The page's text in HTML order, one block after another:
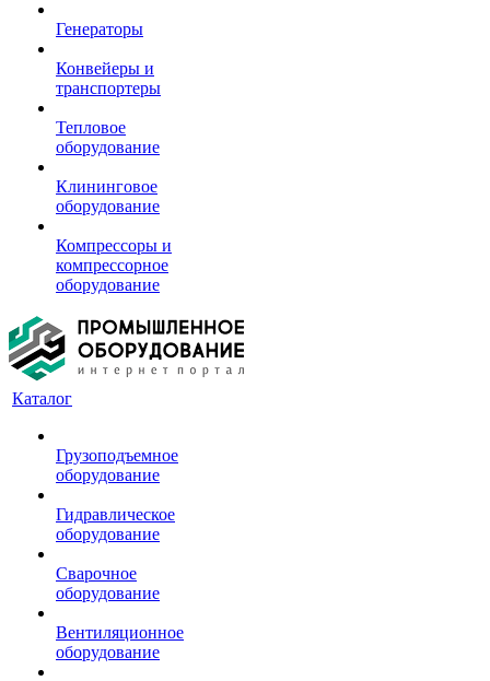
Генераторы
Конвейеры и
транспортеры
Тепловое
оборудование
Клининговое
оборудование
Компрессоры и
компрессорное
оборудование
Каталог
Грузоподъемное
оборудование
Гидравлическое
оборудование
Сварочное
оборудование
Вентиляционное
оборудование